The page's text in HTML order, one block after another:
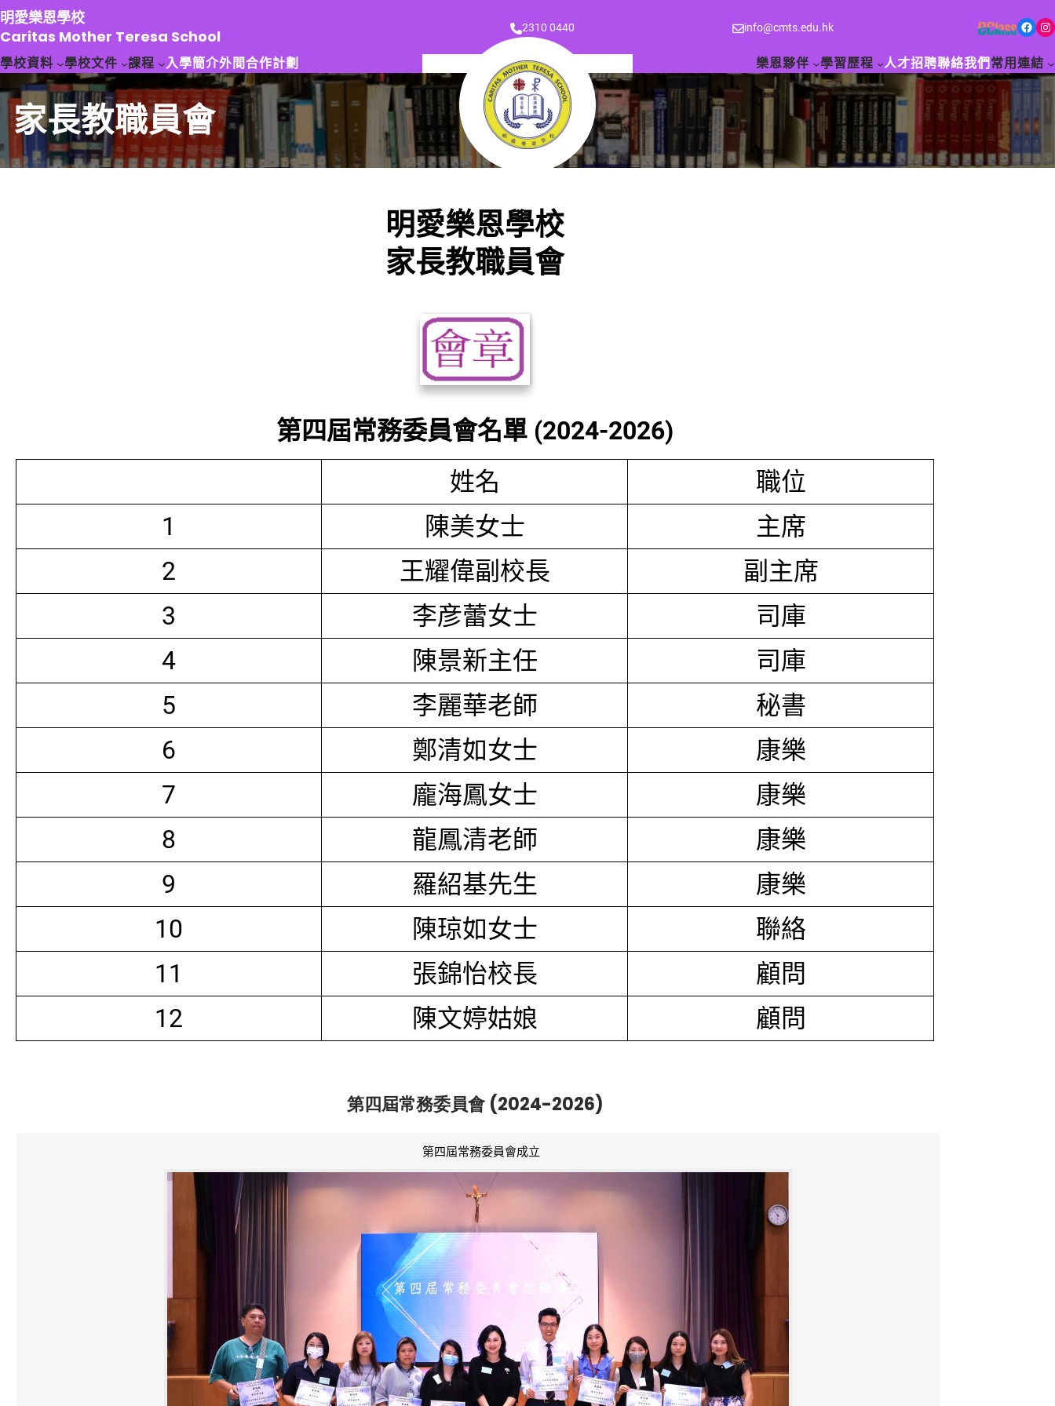
跳
至
主
要
容
明愛樂恩學校
Caritas Mother Teresa School
2310 0440 info@cmts.edu.hk Facebook Instagram
學校資料 學校文件 課程 入學簡介外間合作計劃 樂恩夥伴 學習歷程 人才招聘聯絡我們 常用連結
家長教職員會
明愛樂恩學校
家長教職員會
第四屆常務委員會名單 (2024-2026)
姓名
職位
1
陳美女士
主席
2
王耀偉副校長
副主席
3
李彦蕾女士
司庫
4
陳景新主任
司庫
5
李麗華老師
秘書
6
鄭清如女士
康樂
7
龐海鳳女士
康樂
8
龍鳳清老師
康樂
9
羅紹基先生
康樂
10
陳琼如女士
聯絡
11
張錦怡校長
顧問
12
陳文婷姑娘 顧問
第四屆常務委員會 (2024-2026)
第四屆常務委員會成立